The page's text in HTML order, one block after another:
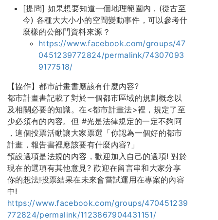
[提問] 如果想要知道一個地理範圍內，(從古至
今) 各種大大小小的空間變動事件，可以參考什
麼樣的公部門資料來源？
https://www.facebook.com/groups/47
0451239772824/permalink/74307093
9177518/
【協作】都市計畫書應該有什麼內容?
都市計畫書記載了對於一個都市區域的規劃概念以
及相關必要的知識。在<都市計畫法>裡，規定了至
少必須有的內容。但 #光是法律規定的一定不夠阿
，這個投票活動讓大家票選「你認為一個好的都市
計畫，報告書裡應該要有什麼內容?」
預設選項是法規的內容，歡迎加入自己的選項! 對於
現在的選項有其他意見? 歡迎在留言串和大家分享
你的想法!投票結果在未來會嘗試運用在專案的內容
中!
https://www.facebook.com/groups/470451239
772824/permalink/1123867904431151/